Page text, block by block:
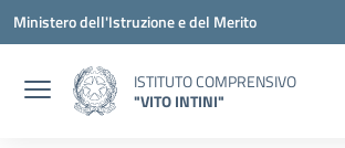
Vai ai contenuti
Vai al menu di navigazione
Vai al footer
Ministero dell'Istruzione e del Merito
ISTITUTO COMPRENSIVO
"VITO INTINI"